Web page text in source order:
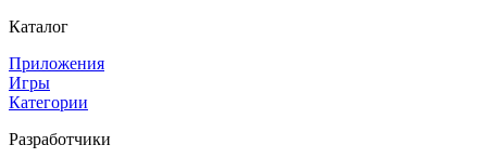
Каталог
Приложения
Игры
Категории
Разработчики